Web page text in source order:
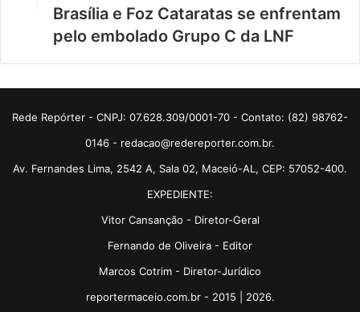
Brasília e Foz Cataratas se enfrentam
pelo embolado Grupo C da LNF
Rede Repórter - CNPJ: 07.628.309/0001-70 - Contato: (82) 98762-
0146 - redacao@redereporter.com.br.
Av. Fernandes Lima, 2542 A, Sala 02, Maceió-AL, CEP: 57052-400.
EXPEDIENTE:
Vitor Cansanção - Diretor-Geral
Fernando de Oliveira - Editor
Marcos Cotrim - Diretor-Jurídico
reportermaceio.com.br - 2015 | 2026.